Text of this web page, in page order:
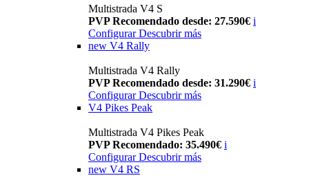
Multistrada V4 S
PVP Recomendado desde: 27.590€ i
Configurar Descubrir más
new V4 Rally
Multistrada V4 Rally
PVP Recomendado desde: 31.290€ i
Configurar Descubrir más
V4 Pikes Peak
Multistrada V4 Pikes Peak
PVP Recomendado: 35.490€ i
Configurar Descubrir más
new V4 RS